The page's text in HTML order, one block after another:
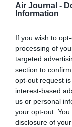
Air Journal -
Information
If you wish to
processing of
targeted
section to
opt-out request
interest-based
us or personal
your opt-out.
disclosure of
Ouvrir une
Mais … il y
être
Les
trains
aéroports
Genève
direct.